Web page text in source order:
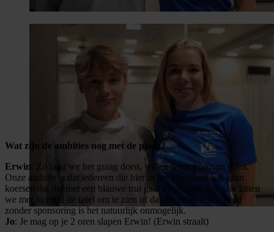
Wat zijn de ambities nog met de ploeg?
Erwin
: Zo lang we het graag doen, willen we het blijven doen.
Onze ambitie is dat iedereen die hier in het Waasland wil gaan
koersen dat die met een blauwe trui gaat rondrijden. Elk jaar zitten
we met Jo rond de tafel om te zien of dat mogelijk blijft, want
zonder sponsoring is het natuurlijk onmogelijk.
Jo: Je mag op je 2 oren slapen Erwin! (Erwin straalt)